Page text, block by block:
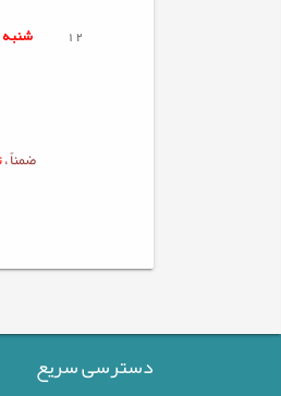
12
شنبه
ضمناً ،
دسترسی سریع